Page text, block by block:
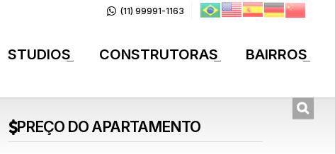
(11) 99991-1163
BAIRROS
CONSTRUTORAS
STUDIOS
PREÇO DO APARTAMENTO